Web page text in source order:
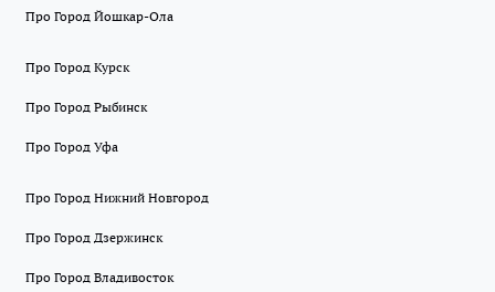
Про Город Йошкар-Ола
Про Город Курск
Про Город Рыбинск
Про Город Уфа
Про Город Нижний Новгород
Про Город Дзержинск
Про Город Владивосток